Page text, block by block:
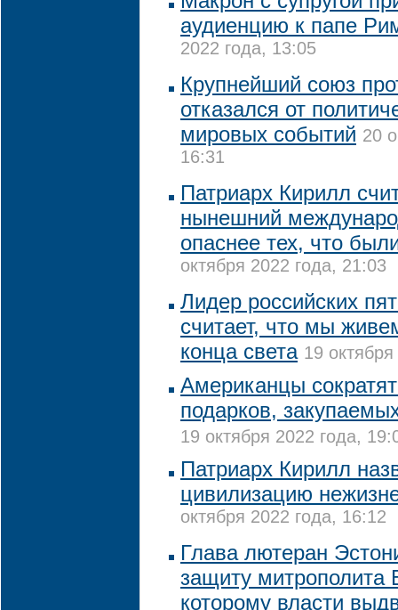
аудиенцию к папе
2022 года, 13:05
Крупнейший союз
отказался от
мировых событий 20
16:31
Патриарх Кирилл
нынешний
опаснее тех, что
октября 2022 года, 21:03
Лидер российских
считает, что мы
конца света 19
Американцы
подарков,
19 октября 2022 года,
Патриарх Кирилл
цивилизацию
октября 2022 года, 16:12
Глава лютеран
защиту митрополита
которому власти